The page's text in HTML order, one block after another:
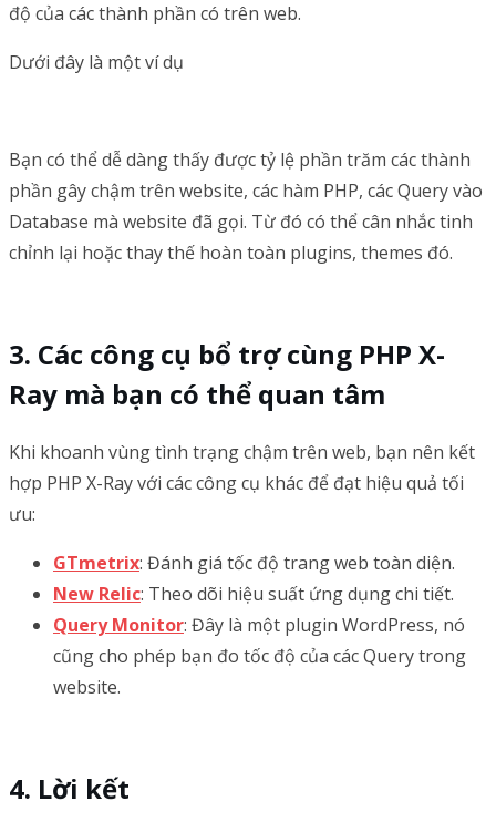
độ của các thành phần có trên web.
Dưới đây là một ví dụ
Bạn có thể dễ dàng thấy được tỷ lệ phần trăm các thành
phần gây chậm trên website, các hàm PHP, các Query vào
Database mà website đã gọi. Từ đó có thể cân nhắc tinh
chỉnh lại hoặc thay thế hoàn toàn plugins, themes đó.
Các công cụ bổ trợ cùng PHP X-
Ray mà bạn có thể quan tâm
Khi khoanh vùng tình trạng chậm trên web, bạn nên kết
hợp PHP X-Ray với các công cụ khác để đạt hiệu quả tối
ưu:
GTmetrix: Đánh giá tốc độ trang web toàn diện.
New Relic: Theo dõi hiệu suất ứng dụng chi tiết.
Query Monitor: Đây là một plugin WordPress, nó
cũng cho phép bạn đo tốc độ của các Query trong
website.
Lời kết